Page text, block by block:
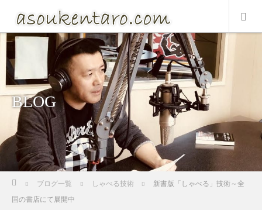
BLOG
ブログ一覧 しゃべる技術
新書版「しゃべる」技術～全
国の書店にて展開中